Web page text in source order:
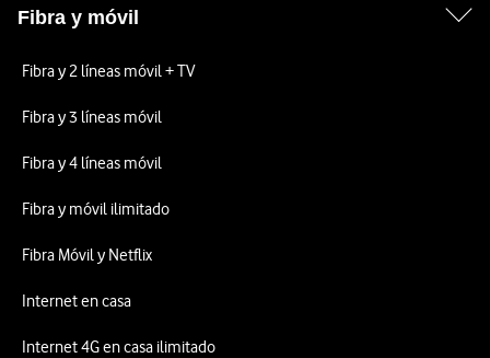
Fibra y móvil
Fibra y 2 líneas móvil + TV
Fibra y 3 líneas móvil
Fibra y 4 líneas móvil
Fibra y móvil ilimitado
Fibra Móvil y Netflix
Internet en casa
Internet 4G en casa ilimitado